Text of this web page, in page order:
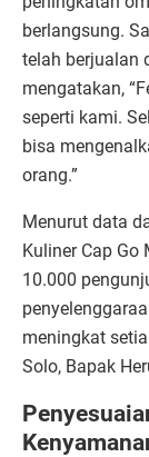
berlangsung.
telah berjualan
mengatakan,
seperti kami.
bisa
orang.”
Menurut data
Kuliner Cap Go
10.000
meningkat
Solo, Bapak